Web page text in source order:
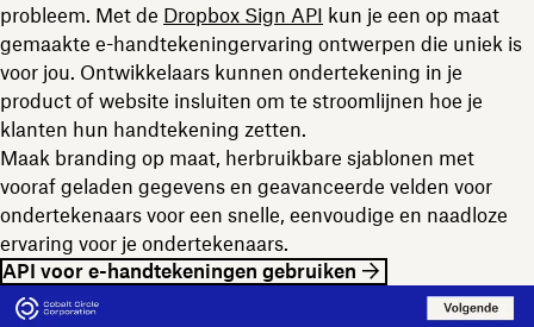
probleem. Met de Dropbox Sign API kun je een op maat
gemaakte e-handtekeningervaring ontwerpen die uniek is
voor jou. Ontwikkelaars kunnen ondertekening in je
product of website insluiten om te stroomlijnen hoe je
klanten hun handtekening zetten.
Maak branding op maat, herbruikbare sjablonen met
vooraf geladen gegevens en geavanceerde velden voor
ondertekenaars voor een snelle, eenvoudige en naadloze
ervaring voor je ondertekenaars.
API voor e-handtekeningen gebruiken